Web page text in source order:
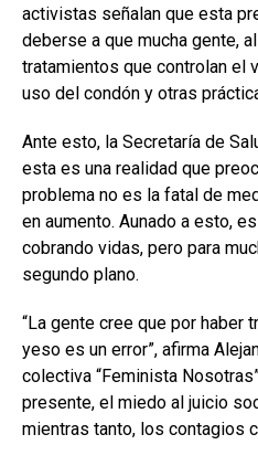
activistas señalan que esta
deberse a que mucha gente,
tratamientos que controlan el
uso del condón y otras
Ante esto, la Secretaría de
esta es una realidad que
problema no es la fatal de
en aumento. Aunado a esto,
cobrando vidas, pero para
segundo plano.
“La gente cree que por haber
yeso es un error”, afirma
colectiva “Feminista
presente, el miedo al juicio
mientras tanto, los contagios